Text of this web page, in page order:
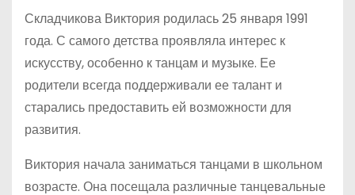
Складчикова Виктория родилась 25 января 1991
года. С самого детства проявляла интерес к
искусству, особенно к танцам и музыке. Ее
родители всегда поддерживали ее талант и
старались предоставить ей возможности для
развития.
Виктория начала заниматься танцами в школьном
возрасте. Она посещала различные танцевальные